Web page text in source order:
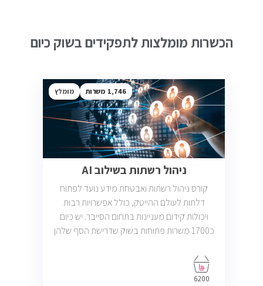
הכשרות מומלצות לתפקידים בשוק כיום
1,746 מומלץ
ניהול רשתות בשילוב AI
קורס ניהול רשתות ואבטחת מידע נועד לפתוח
דלתות לעולם ההייטק, כולל אפשרויות רבות
ויכולות קידום מעניינות בתחום הסייבר. יש כיום
כ1700 משרות פתוחות בשוק שדרישת הסף שלהן
6200